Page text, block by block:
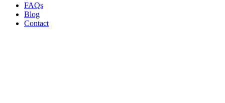
FAQs
Blog
Contact